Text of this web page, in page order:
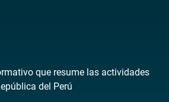
que resume las actividades
del Perú